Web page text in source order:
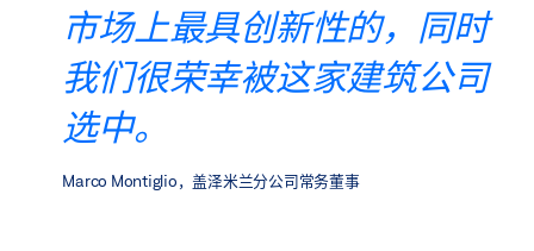
市场上最具创新性的，同时
我们很荣幸被这家建筑公司
选中。
Marco Montiglio，盖泽米兰分公司常务董事